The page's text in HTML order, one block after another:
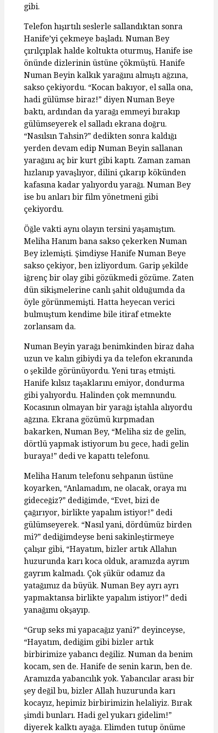
gibi.
Telefon hışırtılı seslerle sallandıktan sonra
Hanife’yi çekmeye başladı. Numan Bey
çırılçıplak halde koltukta oturmuş, Hanife ise
önünde dizlerinin üstüne çökmüştü. Hanife
Numan Beyin kalkık yarağını almıştı ağzına,
sakso çekiyordu. “Kocan bakıyor, el salla ona,
hadi gülümse biraz!” diyen Numan Beye
baktı, ardından da yarağı emmeyi bırakıp
gülümseyerek el salladı ekrana doğru.
“Nasılsın Tahsin?” dedikten sonra kaldığı
yerden devam edip Numan Beyin sallanan
yarağını aç bir kurt gibi kaptı. Zaman zaman
hızlanıp yavaşlıyor, dilini çıkarıp kökünden
kafasına kadar yalıyordu yarağı. Numan Bey
ise bu anları bir film yönetmeni gibi
çekiyordu.
Öğle vakti aynı olayın tersini yaşamıştım.
Meliha Hanım bana sakso çekerken Numan
Bey izlemişti. Şimdiyse Hanife Numan Beye
sakso çekiyor, ben izliyordum. Garip şekilde
iğrenç bir olay gibi gözükmedi gözüme. Zaten
dün sikişmelerine canlı şahit olduğumda da
öyle görünmemişti. Hatta heyecan verici
bulmuştum kendime bile itiraf etmekte
zorlansam da.
Numan Beyin yarağı benimkinden biraz daha
uzun ve kalın gibiydi ya da telefon ekranında
o şekilde görünüyordu. Yeni tıraş etmişti.
Hanife kılsız taşaklarını emiyor, dondurma
gibi yalıyordu. Halinden çok memnundu.
Kocasının olmayan bir yarağı iştahla alıyordu
ağzına. Ekrana gözümü kırpmadan
bakarken, Numan Bey, “Meliha siz de gelin,
dörtlü yapmak istiyorum bu gece, hadi gelin
buraya!” dedi ve kapattı telefonu.
Meliha Hanım telefonu sehpanın üstüne
koyarken, “Anlamadım, ne olacak, oraya mı
gideceğiz?” dediğimde, “Evet, bizi de
çağırıyor, birlikte yapalım istiyor!” dedi
gülümseyerek. “Nasıl yani, dördümüz birden
mi?” dediğimdeyse beni sakinleştirmeye
çalışır gibi, “Hayatım, bizler artık Allahın
huzurunda karı koca olduk, aramızda ayrım
gayrım kalmadı. Çok şükür odamız da
yatağımız da büyük. Numan Bey ayrı ayrı
yapmaktansa birlikte yapalım istiyor!” dedi
yanağımı okşayıp.
“Grup seks mi yapacağız yani?” deyinceyse,
“Hayatım, dediğim gibi bizler artık
birbirimize yabancı değiliz. Numan da benim
kocam, sen de. Hanife de senin karın, ben de.
Aramızda yabancılık yok. Yabancılar arası bir
şey değil bu, bizler Allah huzurunda karı
kocayız, hepimiz birbirimizin helaliyiz. Bırak
şimdi bunları. Hadi gel yukarı gidelim!”
diyerek kalktı ayağa. Elimden tutup önüme